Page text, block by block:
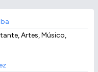
Artes, Músico,